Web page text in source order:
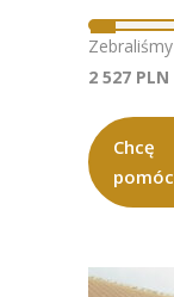
Chcę
pomóc
Zebraliśmy
2 527 PLN